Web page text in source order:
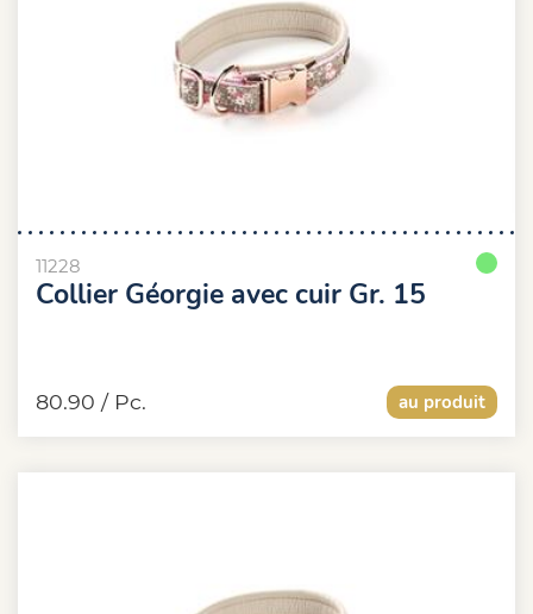
11228
Collier Géorgie avec cuir Gr. 15
au produit
80.90 / Pc.